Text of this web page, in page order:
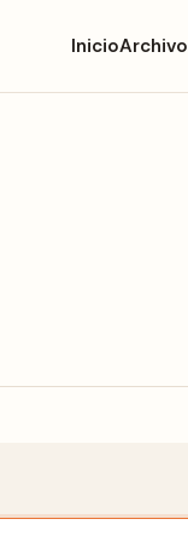
InicioArchivo